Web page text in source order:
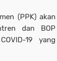
(PPK) akan
dan BOP
19 yang